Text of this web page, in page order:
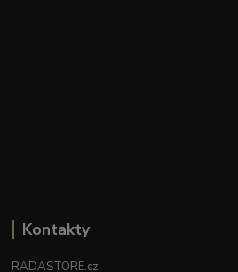
Kontakty
RADASTORE.cz